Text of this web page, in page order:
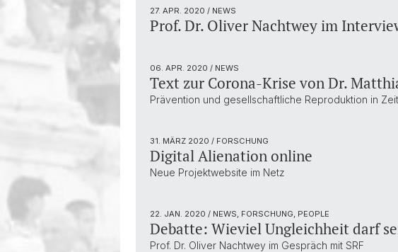
27. APR. 2020 / NEWS
Prof. Dr. Oliver Nachtwey im
06. APR. 2020 / NEWS
Text zur Corona-Krise von Dr.
Prävention und gesellschaftliche Reproduktion in
31. MÄRZ 2020 / FORSCHUNG
Digital Alienation online
Neue Projektwebsite im Netz
22. JAN. 2020 / NEWS, FORSCHUNG, PEOPLE
Debatte: Wieviel Ungleichheit darf
Prof. Dr. Oliver Nachtwey im Gespräch mit SRF